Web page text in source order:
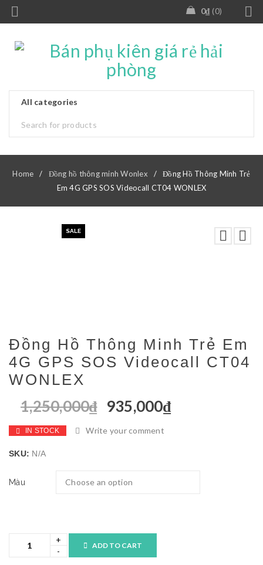
0₫ 0
Home / Đồng hồ thông minh Wonlex /
Đồng Hồ Thông Minh Trẻ
Em 4G GPS SOS Videocall CT04 WONLEX
SALE
Đồng Hồ Thông Minh Trẻ Em
4G GPS SOS Videocall CT04
WONLEX
1,250,000₫ 935,000₫
IN STOCK Write your comment
SKU: N/A
Màu
ADD TO CART